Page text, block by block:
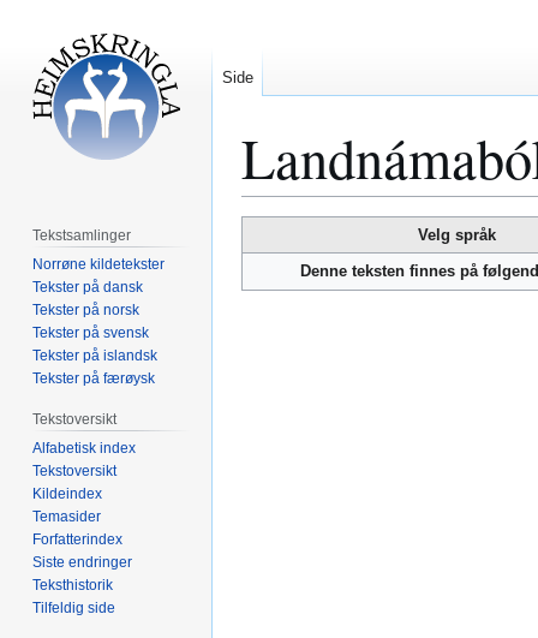
til
navigering
til
Velg språk
Denne teksten finnes på
Side
Tekstsamlinger
Norrøne kildetekster
Tekster på dansk
Tekster på norsk
Tekster på svensk
Tekster på islandsk
Tekster på færøysk
Tekstoversikt
Alfabetisk index
Tekstoversikt
Kildeindex
Temasider
Forfatterindex
Siste endringer
Teksthistorik
Tilfeldig side